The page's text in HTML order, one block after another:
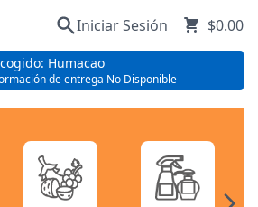
Humacao
de entrega No Disponible
Iniciar Sesión $0.00